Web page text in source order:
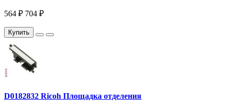
564 ₽ 704 ₽
Купить
D0182832 Ricoh Площадка отделения